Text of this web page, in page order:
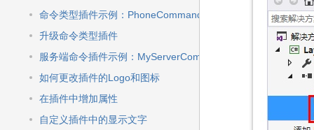
命令类型插件示例：PhoneCommand
升级命令类型插件
服务端命令插件示例：MyServerCommand
如何更改插件的Logo和图标
在插件中增加属性
自定义插件中的显示文字